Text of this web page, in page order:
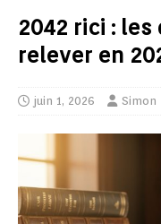
2042 rici :
relever en
juin 1, 2026 Simon